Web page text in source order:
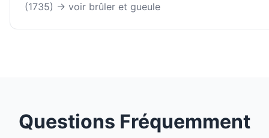
(1735) → voir brûler et gueule
Questions Fréquemment